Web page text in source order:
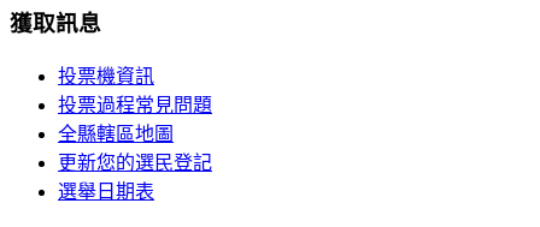
獲取訊息
投票機資訊
投票過程常見問題
全縣轄區地圖
更新您的選民登記
選舉日期表